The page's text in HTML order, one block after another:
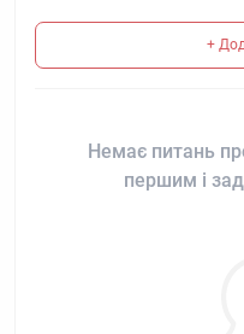
+
Немає питань
першим і